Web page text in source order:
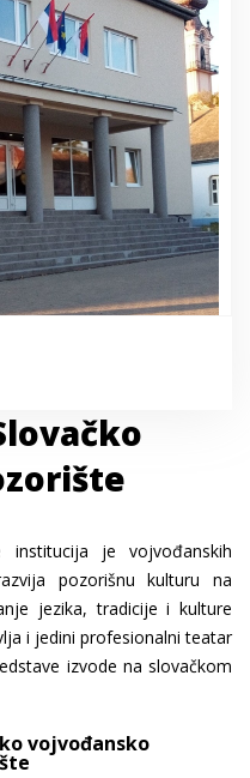
institucija je vojvođanskih
pozorišnu kulturu na
jezika, tradicije i kulture
i jedini profesionalni teatar
izvode na slovačkom
vojvođansko